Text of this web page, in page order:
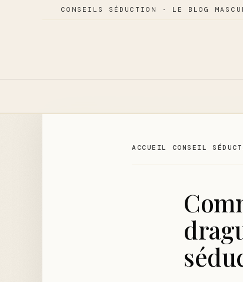
CONSEILS SÉDUCTION · LE BLOG
ACCUEIL CONSEIL